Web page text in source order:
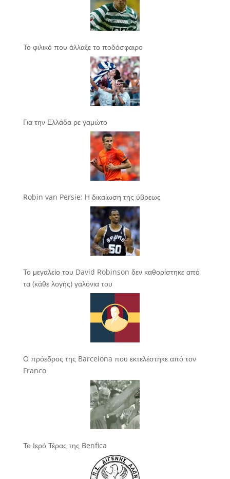
Το φιλικό που άλλαξε το ποδόσφαιρο
Για την Ελλάδα ρε γαμώτο
Robin van Persie: Η δικαίωση της ύβρεως
Το μεγαλείο του David Robinson δεν καθορίστηκε από
τα (κάθε λογής) γαλόνια του
Ο πρόεδρος της Barcelona που εκτελέστηκε από τον
Franco
Το Ιερό Τέρας της Benfica